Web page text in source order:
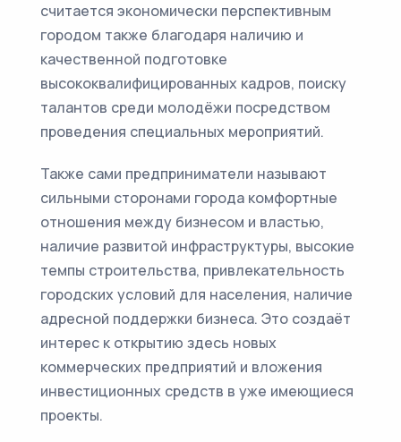
считается экономически перспективным
городом также благодаря наличию и
качественной подготовке
высококвалифицированных кадров, поиску
талантов среди молодёжи посредством
проведения специальных мероприятий.
Также сами предприниматели называют
сильными сторонами города комфортные
отношения между бизнесом и властью,
наличие развитой инфраструктуры, высокие
темпы строительства, привлекательность
городских условий для населения, наличие
адресной поддержки бизнеса. Это создаёт
интерес к открытию здесь новых
коммерческих предприятий и вложения
инвестиционных средств в уже имеющиеся
проекты.